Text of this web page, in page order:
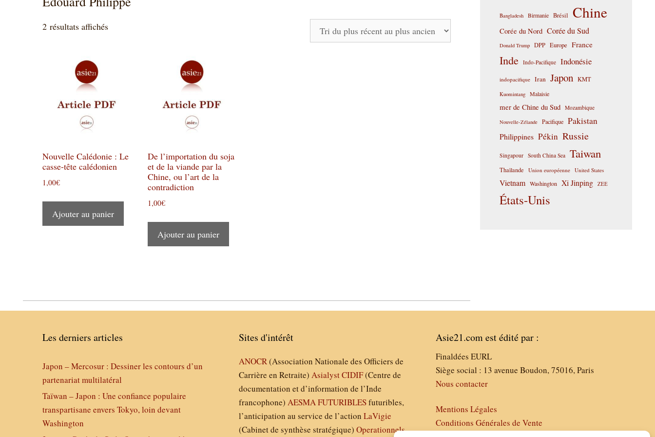
2 résultats affichésTrié
plus
Nouvelle Calédonie : Le
casse-tête calédonien
1,00€
Ajouter au panier
De l’importation du soja
et de la viande par la
Chine, ou l’art de la
contradiction
1,00€
Ajouter au panier
Bangladesh Birmanie Brésil Chine
Corée du Nord Corée du Sud
Donald Trump DPP Europe France
Inde Indo-Pacifique Indonésie
indopacifique Iran Japon KMT
Kuomintang Malaisie
mer de Chine du Sud Mozambique
Nouvelle-Zélande Pacifique Pakistan
Philippines Pékin Russie
Singapour South China Sea Taiwan
Thaïlande Union européenne United States
Vietnam Washington Xi Jinping ZEE
États-Unis
Les derniers articles
Japon – Mercosur : Dessiner les contours d’un
partenariat multilatéral
Taïwan – Japon : Une confiance populaire
transpartisane envers Tokyo, loin devant
Washington
Sites d'intérêt
ANOCR(Association Nationale des Officiers de
Carrière en Retraite)AsialystCIDIF(Centre de
documentation et d’information de l’Inde
francophone)AESMAFUTURIBLESfuturibles,
l’anticipation au service de l’actionLaVigie
(Cabinet de synthèse stratégique)Operationnels
Asie21.com est édité par :
Finaldées EURL
Siège social : 13 avenue Boudon, 75016, Paris
Nous contacter
Mentions Légales
Conditions Générales de Vente